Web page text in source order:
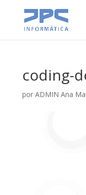
coding-
por ADMIN Ana